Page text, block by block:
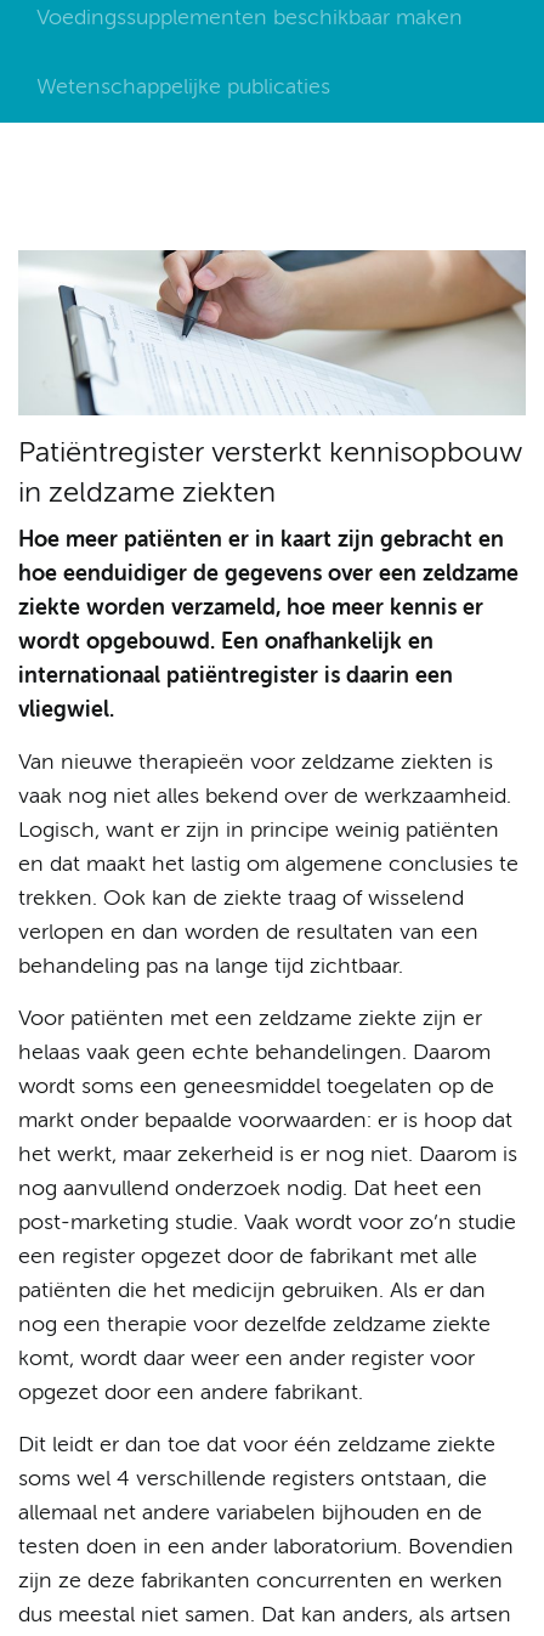
Voedingssupplementen beschikbaar maken
Wetenschappelijke publicaties
Patiëntregister versterkt kennisopbouw
in zeldzame ziekten
Hoe meer patiënten er in kaart zijn gebracht en
hoe eenduidiger de gegevens over een zeldzame
ziekte worden verzameld, hoe meer kennis er
wordt opgebouwd. Een onafhankelijk en
internationaal patiëntregister is daarin een
vliegwiel.
Van nieuwe therapieën voor zeldzame ziekten is
vaak nog niet alles bekend over de werkzaamheid.
Logisch, want er zijn in principe weinig patiënten
en dat maakt het lastig om algemene conclusies te
trekken. Ook kan de ziekte traag of wisselend
verlopen en dan worden de resultaten van een
behandeling pas na lange tijd zichtbaar.
Voor patiënten met een zeldzame ziekte zijn er
helaas vaak geen echte behandelingen. Daarom
wordt soms een geneesmiddel toegelaten op de
markt onder bepaalde voorwaarden: er is hoop dat
het werkt, maar zekerheid is er nog niet. Daarom is
nog aanvullend onderzoek nodig. Dat heet een
post-marketing studie. Vaak wordt voor zo’n studie
een register opgezet door de fabrikant met alle
patiënten die het medicijn gebruiken. Als er dan
nog een therapie voor dezelfde zeldzame ziekte
komt, wordt daar weer een ander register voor
opgezet door een andere fabrikant.
Dit leidt er dan toe dat voor één zeldzame ziekte
soms wel 4 verschillende registers ontstaan, die
allemaal net andere variabelen bijhouden en de
testen doen in een ander laboratorium. Bovendien
zijn ze deze fabrikanten concurrenten en werken
dus meestal niet samen. Dat kan anders, als artsen